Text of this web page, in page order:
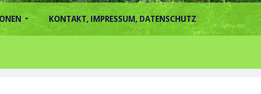
KONTAKT, IMPRESSUM, DATENSCHUTZ